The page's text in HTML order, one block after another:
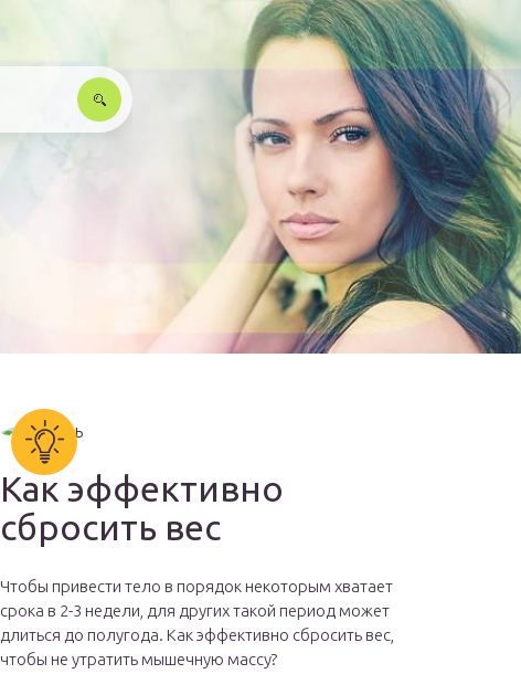
Как эффективно
сбросить вес
Чтобы привести тело в порядок некоторым хватает
срока в 2-3 недели, для других такой период может
длиться до полугода. Как эффективно сбросить вес,
чтобы не утратить мышечную массу?